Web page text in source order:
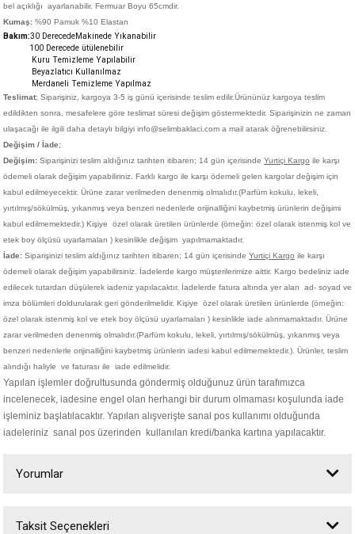
bel açıklığı ayarlanabilir. Fermuar Boyu 65cmdir.
Kumaş: %90 Pamuk %10 Elastan
Bakım:30 DerecedeMakinede Yıkanabilir
100 Derecede ütülenebilir
Kuru Temizleme Yapılabilir
Beyazlatıcı Kullanılmaz
Merdaneli Temizleme Yapılmaz
Teslimat; Siparişiniz, kargoya 3-5 iş günü içerisinde teslim edilir.Ürününüz kargoya teslim
edildikten sonra, mesafelere göre teslimat süresi değişim göstermektedir. Siparişinizin ne zaman
ulaşacağı ile ilgili daha detaylı bilgiyi info@selimbaklaci.com a mail atarak öğrenebilirsiniz.
Değişim / İade;
Değişim: Siparişinizi teslim aldığınız tarihten itibaren; 14 gün içerisinde Yurtiçi Kargo ile karşı
ödemeli olarak değişim yapabiliriniz. Farklı kargo ile karşı ödemeli gelen kargolar değişim için
kabul edilmeyecektir. Ürüne zarar verilmeden denenmiş olmalıdır.(Parfüm kokulu, lekeli,
yırtılmış/sökülmüş, yıkanmış veya benzeri nedenlerle orijinalliğini kaybetmiş ürünlerin değişimi
kabul edilmemektedir.) Kişiye
özel olarak üretilen ürünlerde (örneğin: özel olarak istenmiş kol ve
etek boy ölçüsü uyarlamaları ) kesinlikle değişim yapılmamaktadır.
İade: Siparişinizi teslim aldığınız tarihten itibaren; 14 gün içerisinde Yurtiçi Kargo ile karşı
ödemeli olarak değişim yapabilirsiniz. İadelerde kargo müşterilerimize aittir. Kargo bedeliniz iade
edilecek tutardan düşülerek iadeniz yapılacaktır. İadelerde fatura altında yer alan ad- soyad ve
imza bölümleri doldurularak geri gönderilmelidir. Kişiye
özel olarak üretilen ürünlerde (örneğin:
özel olarak istenmiş kol ve etek boy ölçüsü uyarlamaları ) kesinlikle iade alınmamaktadır. Ürüne
zarar verilmeden denenmiş olmalıdır.(Parfüm kokulu, lekeli, yırtılmış/sökülmüş, yıkanmış veya
benzeri nedenlerle orijinalliğini kaybetmiş ürünlerin iadesi kabul edilmemektedir.). Ürünler, teslim
alındığı haliyle ve faturası ile iade edilmelidir.
Yapılan işlemler doğrultusunda göndermiş olduğunuz ürün tarafımızca
incelenecek, iadesine engel olan herhangi bir durum olmaması koşulunda iade
işleminiz başlatılacaktır. Yapılan alışverişte sanal pos kullanımı olduğunda
iadeleriniz sanal pos üzerinden kullanılan kredi/banka kartına yapılacaktır.
Yorumlar
Taksit Seçenekleri